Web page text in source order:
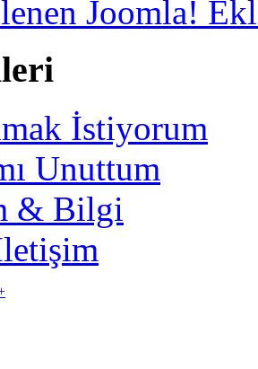
Joomla!
İstiyorum
Unuttum
& Bilgi